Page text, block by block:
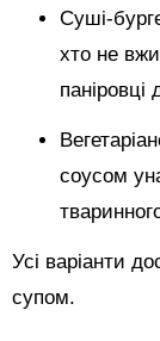
Суші-
хто не
паніровці
соусом
Усі варіанти
супом.